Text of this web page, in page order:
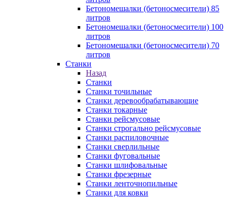
Бетономешалки (бетоносмесители) 85
литров
Бетономешалки (бетоносмесители) 100
литров
Бетономешалки (бетоносмесители) 70
литров
Станки
Назад
Станки
Станки точильные
Станки деревообрабатывающие
Станки токарные
Станки рейсмусовые
Станки строгально рейсмусовые
Станки распиловочные
Станки сверлильные
Станки фуговальные
Станки шлифовальные
Станки фрезерные
Станки ленточнопильные
Станки для ковки